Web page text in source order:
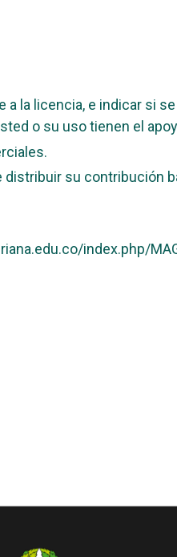
la licencia, e indicar si
o su uso tienen el
su contribución
index.php/